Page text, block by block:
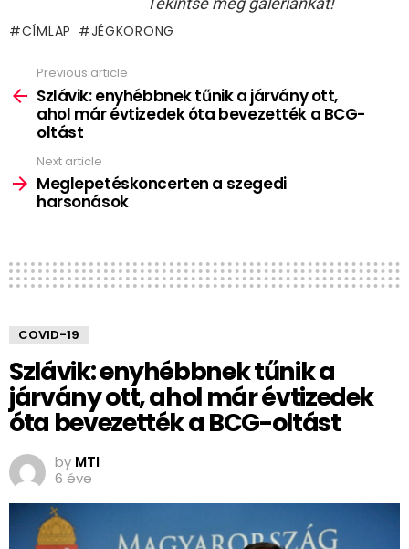
CÍMLAP JÉGKORONG
more
Previous article
Szlávik: enyhébbnek tűnik a járvány ott,
ahol már évtizedek óta bevezették a BCG-
oltást
Next article
Meglepetéskoncerten a szegedi
harsonások
COVID-19
Szlávik: enyhébbnek tűnik a
járvány ott, ahol már évtizedek
óta bevezették a BCG-oltást
by MTI
6 éve